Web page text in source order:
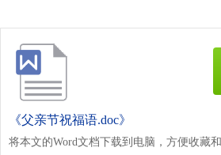
《父亲节祝福语.doc》
将本文的Word文档下载到电脑，方便收藏